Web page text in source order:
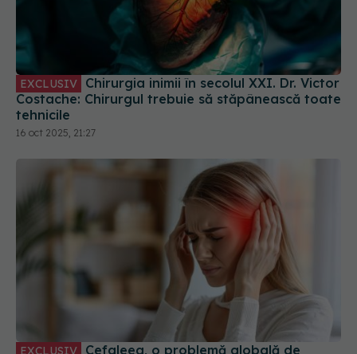
EXCLUSIV
Costache: Chirurgul trebuie să stăpânească toate
tehnicile
16 oct 2025, 21:27
EXCLUSIV